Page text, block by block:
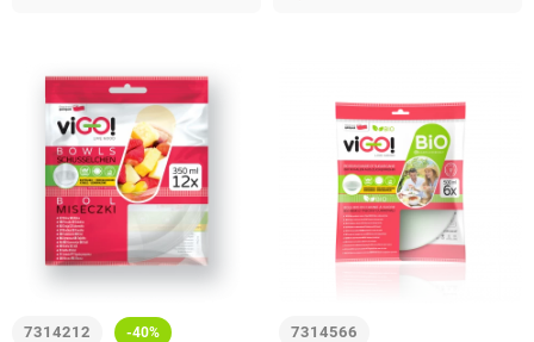
7314212 -40% 7314566